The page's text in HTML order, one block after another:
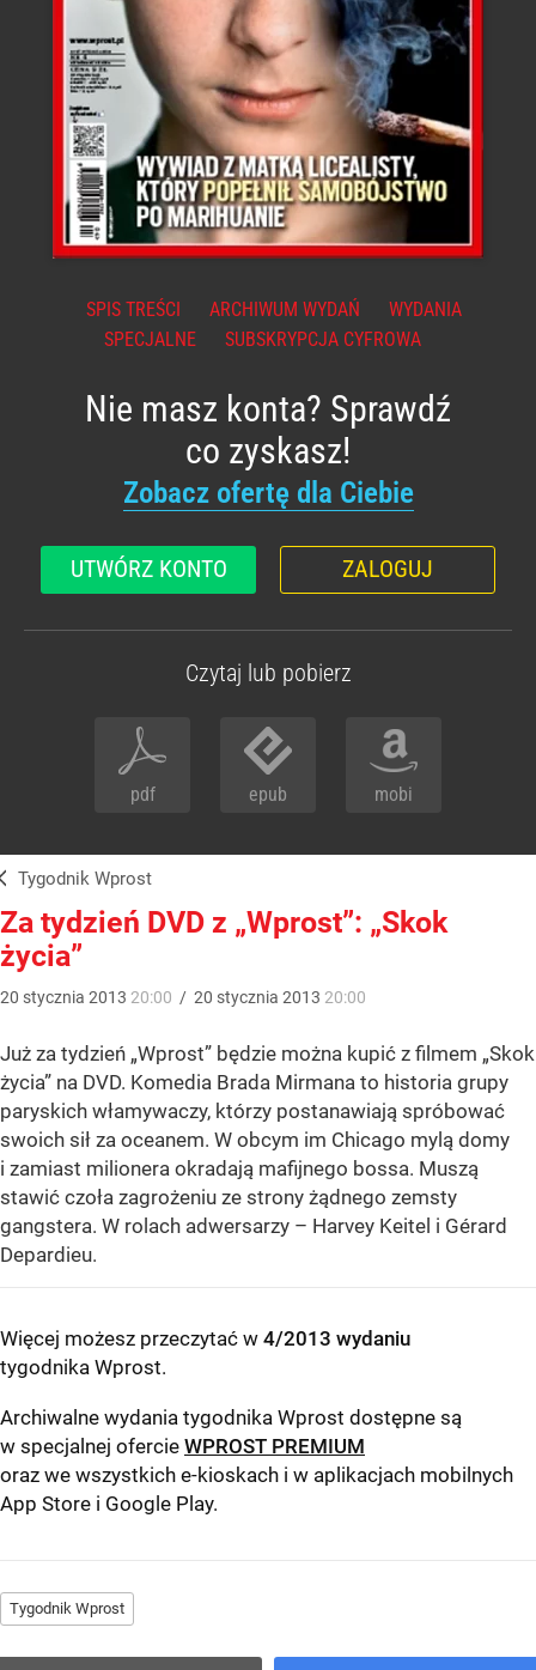
SPIS TREŚCI ARCHIWUM WYDAŃ
WYDANIA
SPECJALNE
SUBSKRYPCJA CYFROWA
Nie masz konta? Sprawdź
co zyskasz!
Zobacz ofertę dla Ciebie
UTWÓRZ KONTO ZALOGUJ
Czytaj lub pobierz
pdf epub mobi
Tygodnik Wprost
Za tydzień DVD z „Wprost”: „Skok
życia”
20 stycznia 2013 20:00 / 20 stycznia 2013 20:00
Już za tydzień „Wprost” będzie można kupić z filmem „Skok
życia” na DVD. Komedia Brada Mirmana to historia grupy
paryskich włamywaczy, którzy postanawiają spróbować
swoich sił za oceanem. W obcym im Chicago mylą domy
i zamiast milionera okradają mafijnego bossa. Muszą
stawić czoła zagrożeniu ze strony żądnego zemsty
gangstera. W rolach adwersarzy – Harvey Keitel i Gérard
Depardieu.
Więcej możesz przeczytać w 4/2013 wydaniu
tygodnika Wprost.
Archiwalne wydania tygodnika Wprost dostępne są
w specjalnej ofercie WPROST PREMIUM
oraz we wszystkich e-kioskach i w aplikacjach mobilnych
App Store i Google Play.
Tygodnik Wprost